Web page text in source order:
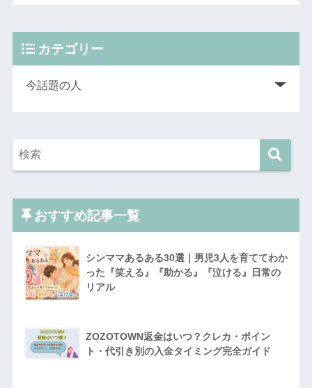
カテゴリー
おすすめ記事一覧
シンママあるある30選｜男児3人を育ててわか
った『笑える』『助かる』『泣ける』日常の
リアル
ZOZOTOWN返金はいつ？クレカ・ポイン
ト・代引き別の入金タイミング完全ガイド